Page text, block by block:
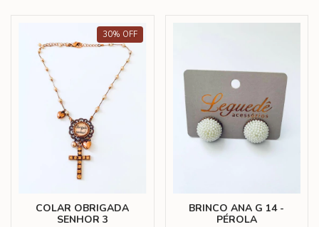
30% OFF
COLAR OBRIGADA
SENHOR 3
BRINCO ANA G 14 -
PÉROLA